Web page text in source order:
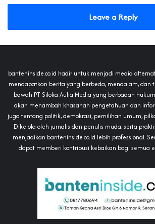
Leave a Reply
banteninside.co.id hadir untuk menjadi media
mendapatkan berita yang berbeda, mendalam, dan
bawah PT Siloka Aulia Media yang berbadan
akan menambah khasanah pengetahuan dan
juga tentang politik, demokrasi, pemilihan umum,
Dikelola oleh jurnalis dan penulis muda, serta
menjadikan banteninside.co.id lebih professional.
dapat memberi kontribusi kebaikan bagi semua